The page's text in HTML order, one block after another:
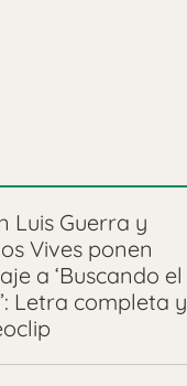
Luis Guerra y
Vives ponen
a ‘Buscando el
Letra completa y